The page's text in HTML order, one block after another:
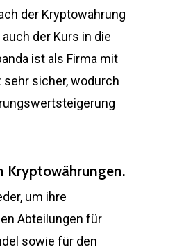
der Kryptowährung
der Kurs in die
ist als Firma mit
sehr sicher, wodurch
Kryptowährungen.
um ihre
Abteilungen für
sowie für den